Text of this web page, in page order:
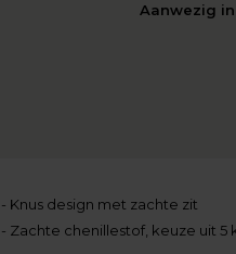
Aanwezig
- Knus design met zachte zit
- Zachte chenillestof, keuze uit 5